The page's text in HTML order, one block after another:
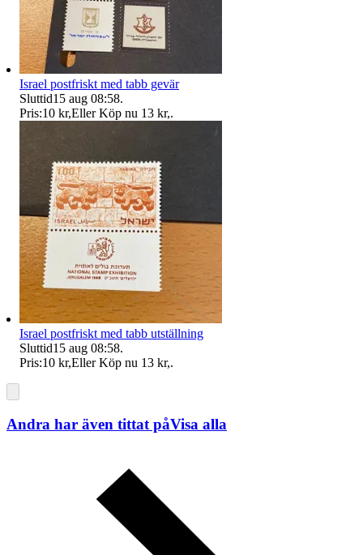
Israel postfriskt med tabb gevär
Sluttid15 aug 08:58.
Pris:10 kr,Eller Köp nu 13 kr,.
Israel postfriskt med tabb utställning
Sluttid15 aug 08:58.
Pris:10 kr,Eller Köp nu 13 kr,.
Andra har även tittat påVisa alla